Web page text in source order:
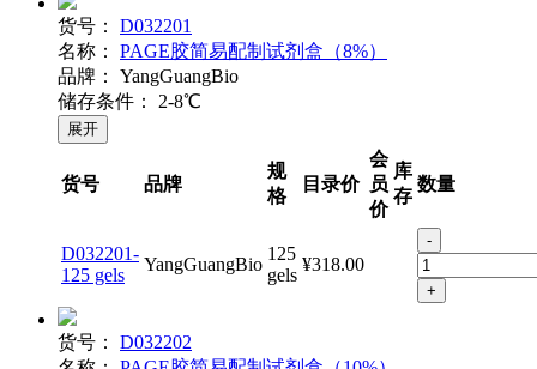
货号：
D032201
名称：
PAGE胶简易配制试剂盒（8%）
品牌： YangGuangBio
储存条件：
2-8℃
展开
货号 品牌
规
格
目录价
会
员
价
库
存
数量
D032201-
125 gels
YangGuangBio
125
gels
-
+
货号：
D032202